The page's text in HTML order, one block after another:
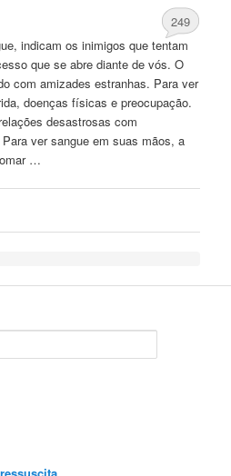
249
indicam os inimigos que tentam
que se abre diante de vós. O
com amizades estranhas. Para ver
doenças físicas e preocupação.
desastrosas com
ver sangue em suas mãos, a
…